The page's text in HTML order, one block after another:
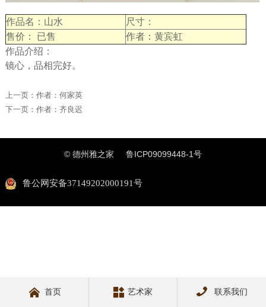
作品名：山水
尺寸：
售价： 已售
作者：黄宾虹
作品介绍：
镜心，品相完好。
上一页： 作者：何家英
下一页： 作者：齐良迟
© 德州雅之家 鲁ICP09099448-1号
鲁公网安备37149202000191号
 首页  艺术家  联系我们